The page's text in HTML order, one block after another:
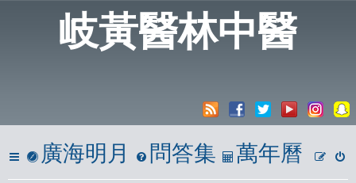
岐黃醫林中醫
廣海明月 問答集 萬年曆